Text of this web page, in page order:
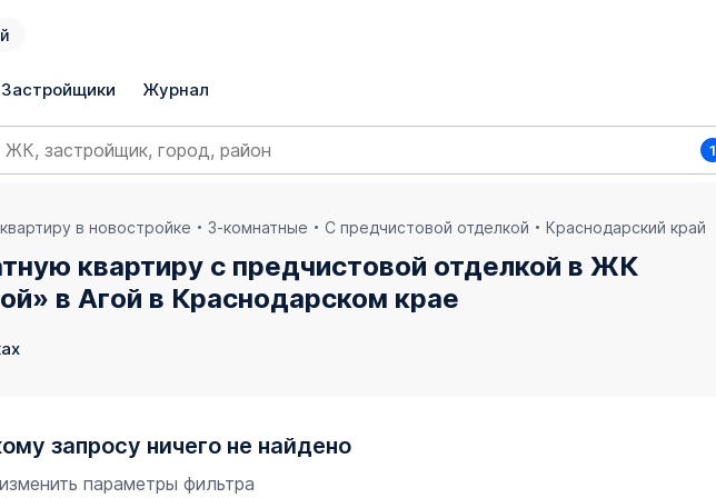
Застройщики Журнал
1
в новостройке 3-комнатные С предчистовой отделкой Краснодарский край
квартиру с предчистовой отделкой в ЖК
в Агой в Краснодарском крае
запросу ничего не найдено
параметры фильтра